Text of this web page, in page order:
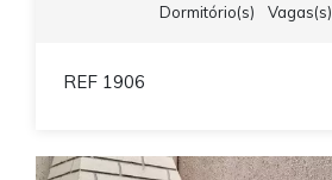
Dormitório(s)
Vagas(s)
REF 1906